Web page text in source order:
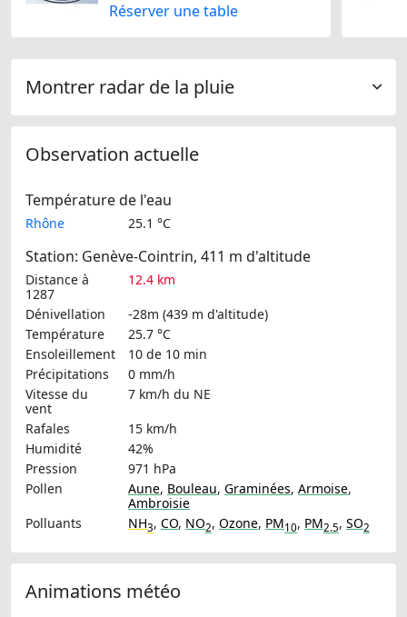
Réserver une table
Montrer radar de la pluie
Observation actuelle
Température de l'eau
Rhône 25.1 °C
Station: Genève-Cointrin, 411 m d'altitude
Distance à
1287
12.4 km
Dénivellation
-28m (439 m d'altitude)
Température
25.7 °C
Ensoleillement
10 de 10 min
Précipitations
0 mm/h
Vitesse du
vent
7 km/h du NE
Rafales
15 km/h
Humidité
42%
Pression
971 hPa
Pollen
Aune, Bouleau, Graminées, Armoise,
Ambroisie
Polluants
NH3, CO, NO2, Ozone, PM10, PM2.5, SO2
Animations météo